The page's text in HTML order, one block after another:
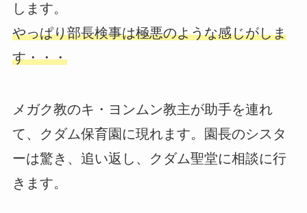
します。
やっぱり部長検事は極悪のような感じがしま
す・・・
メガク教のキ・ヨンムン教主が助手を連れ
て、クダム保育園に現れます。園長のシスタ
ーは驚き、追い返し、クダム聖堂に相談に行
きます。